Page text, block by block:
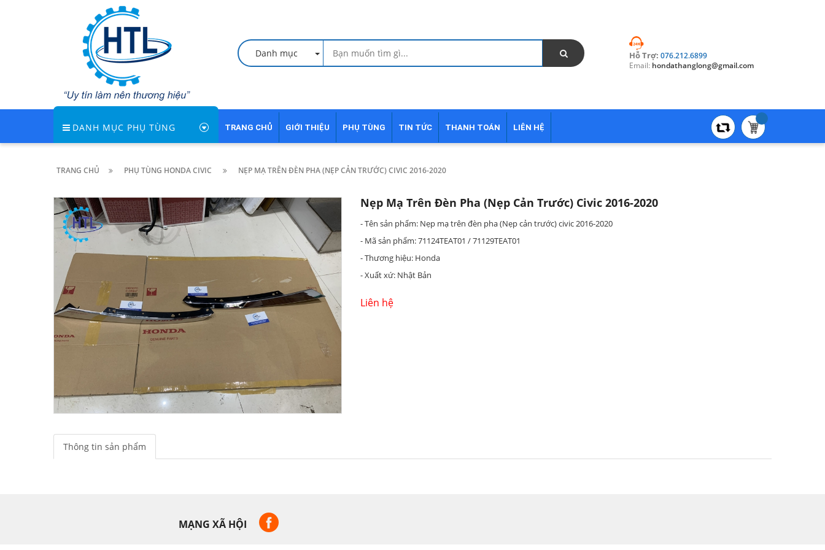
Danh mục Hỗ Trợ: 076.212.6899
Email: hondathanglong@gmail.com
DANH MỤC PHỤ TÙNG TRANG CHỦ GIỚI THIỆU PHỤ TÙNG TIN TỨC THANH TOÁN LIÊN HỆ
TRANG CHỦ PHỤ TÙNG HONDA CIVIC NẸP MẠ TRÊN ĐÈN PHA (NẸP CẢN TRƯỚC) CIVIC 2016-2020
Nẹp Mạ Trên Đèn Pha (Nẹp Cản Trước) Civic 2016-2020
- Tên sản phẩm: Nẹp mạ trên đèn pha (Nẹp cản trước) civic 2016-2020
- Mã sản phẩm: 71124TEAT01 / 71129TEAT01
- Thương hiệu: Honda
- Xuất xứ: Nhật Bản
Liên hệ
Thông tin sản phẩm
MẠNG XÃ HỘI